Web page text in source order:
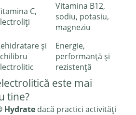
C,
Vitamina B12,
sodiu, potasiu,
magneziu
și
Energie,
performanță și
rezistență
este mai
tine?
Hydrate dacă practici activități